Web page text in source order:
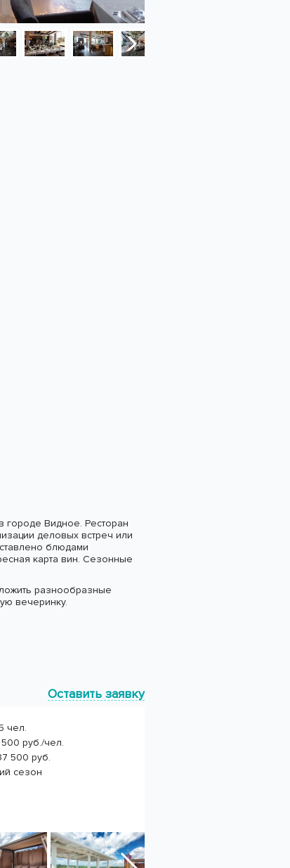
городе Видное. Ресторан
деловых встреч или
блюдами
карта вин. Сезонные
разнообразные
вечеринку.
Оставить заявку
чел.
руб./чел.
500 руб.
сезон